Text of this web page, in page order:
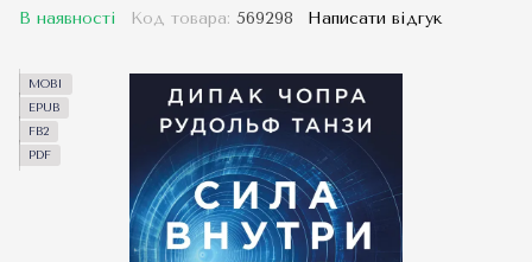
В наявності Код товара: 569298 Написати відгук
MOBI
EPUB
FB2
PDF